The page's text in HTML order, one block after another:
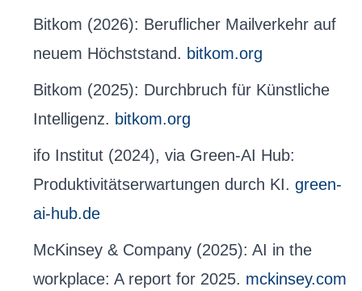
Bitkom (2026): Beruflicher Mailverkehr auf
neuem Höchststand. bitkom.org
Bitkom (2025): Durchbruch für Künstliche
Intelligenz. bitkom.org
ifo Institut (2024), via Green-AI Hub:
Produktivitätserwartungen durch KI. green-
ai-hub.de
McKinsey & Company (2025): AI in the
workplace: A report for 2025. mckinsey.com